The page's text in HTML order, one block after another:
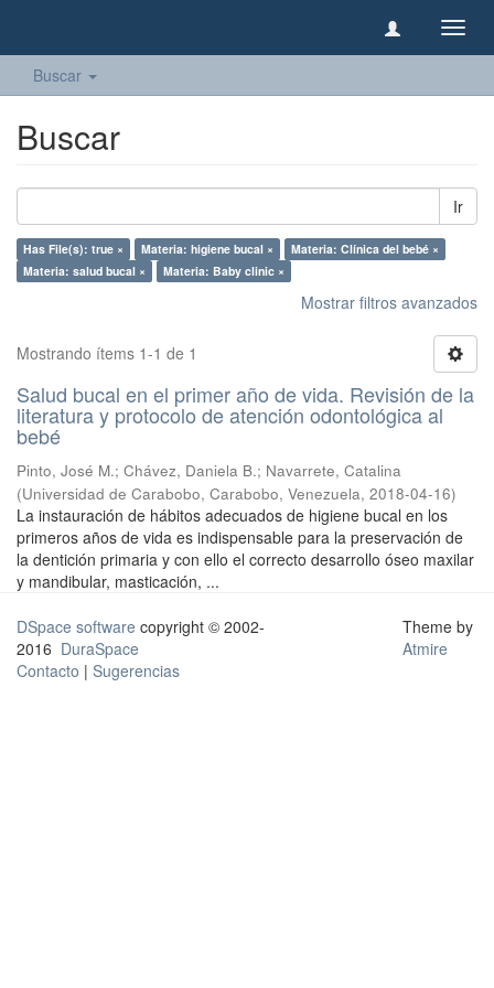
Buscar
Buscar
Ir
Has File(s): true × Materia: higiene bucal ×
Materia: Clínica del bebé ×
Materia: salud bucal ×
Materia: Baby clinic ×
Mostrar filtros avanzados
Mostrando ítems 1-1 de 1
Salud bucal en el primer año de vida. Revisión de la
literatura y protocolo de atención odontológica al
bebé
Pinto, José M.; Chávez, Daniela B.; Navarrete, Catalina
(Universidad de Carabobo, Carabobo, Venezuela, 2018-04-16)
La instauración de hábitos adecuados de higiene bucal en los
primeros años de vida es indispensable para la preservación de
la dentición primaria y con ello el correcto desarrollo óseo maxilar
y mandibular, masticación, ...
DSpace software copyright © 2002-
2016 DuraSpace
Contacto | Sugerencias
Theme by
Atmire